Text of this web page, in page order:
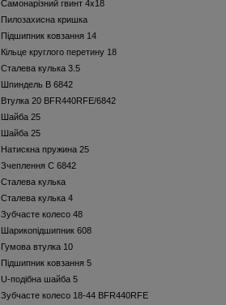
Самонарізний гвинт 4x18
Пилозахисна кришка
Підшипник ковзання 14
Кільце круглого перетину 18
Сталева кулька 3.5
Шпиндель B 6842
Втулка 20 BFR440RFE/6842
Шайба 25
Шайба 25
Натискна пружина 25
Зчеплення С 6842
Сталева кулька
Сталева кулька 4
Зубчасте колесо 48
Шарикопідшипник 608
Гумова втулка 10
Підшипник ковзання 5
U-подібна шайба 5
Зубчасте колесо 18-44 BFR440RFE